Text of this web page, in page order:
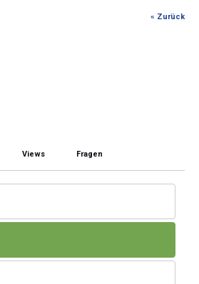
« Zurück
Views Fragen